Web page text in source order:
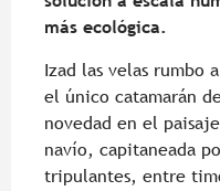
más ecológica.
Izad las velas rumbo
el único catamarán
novedad en el
navío, capitaneada
tripulantes, entre